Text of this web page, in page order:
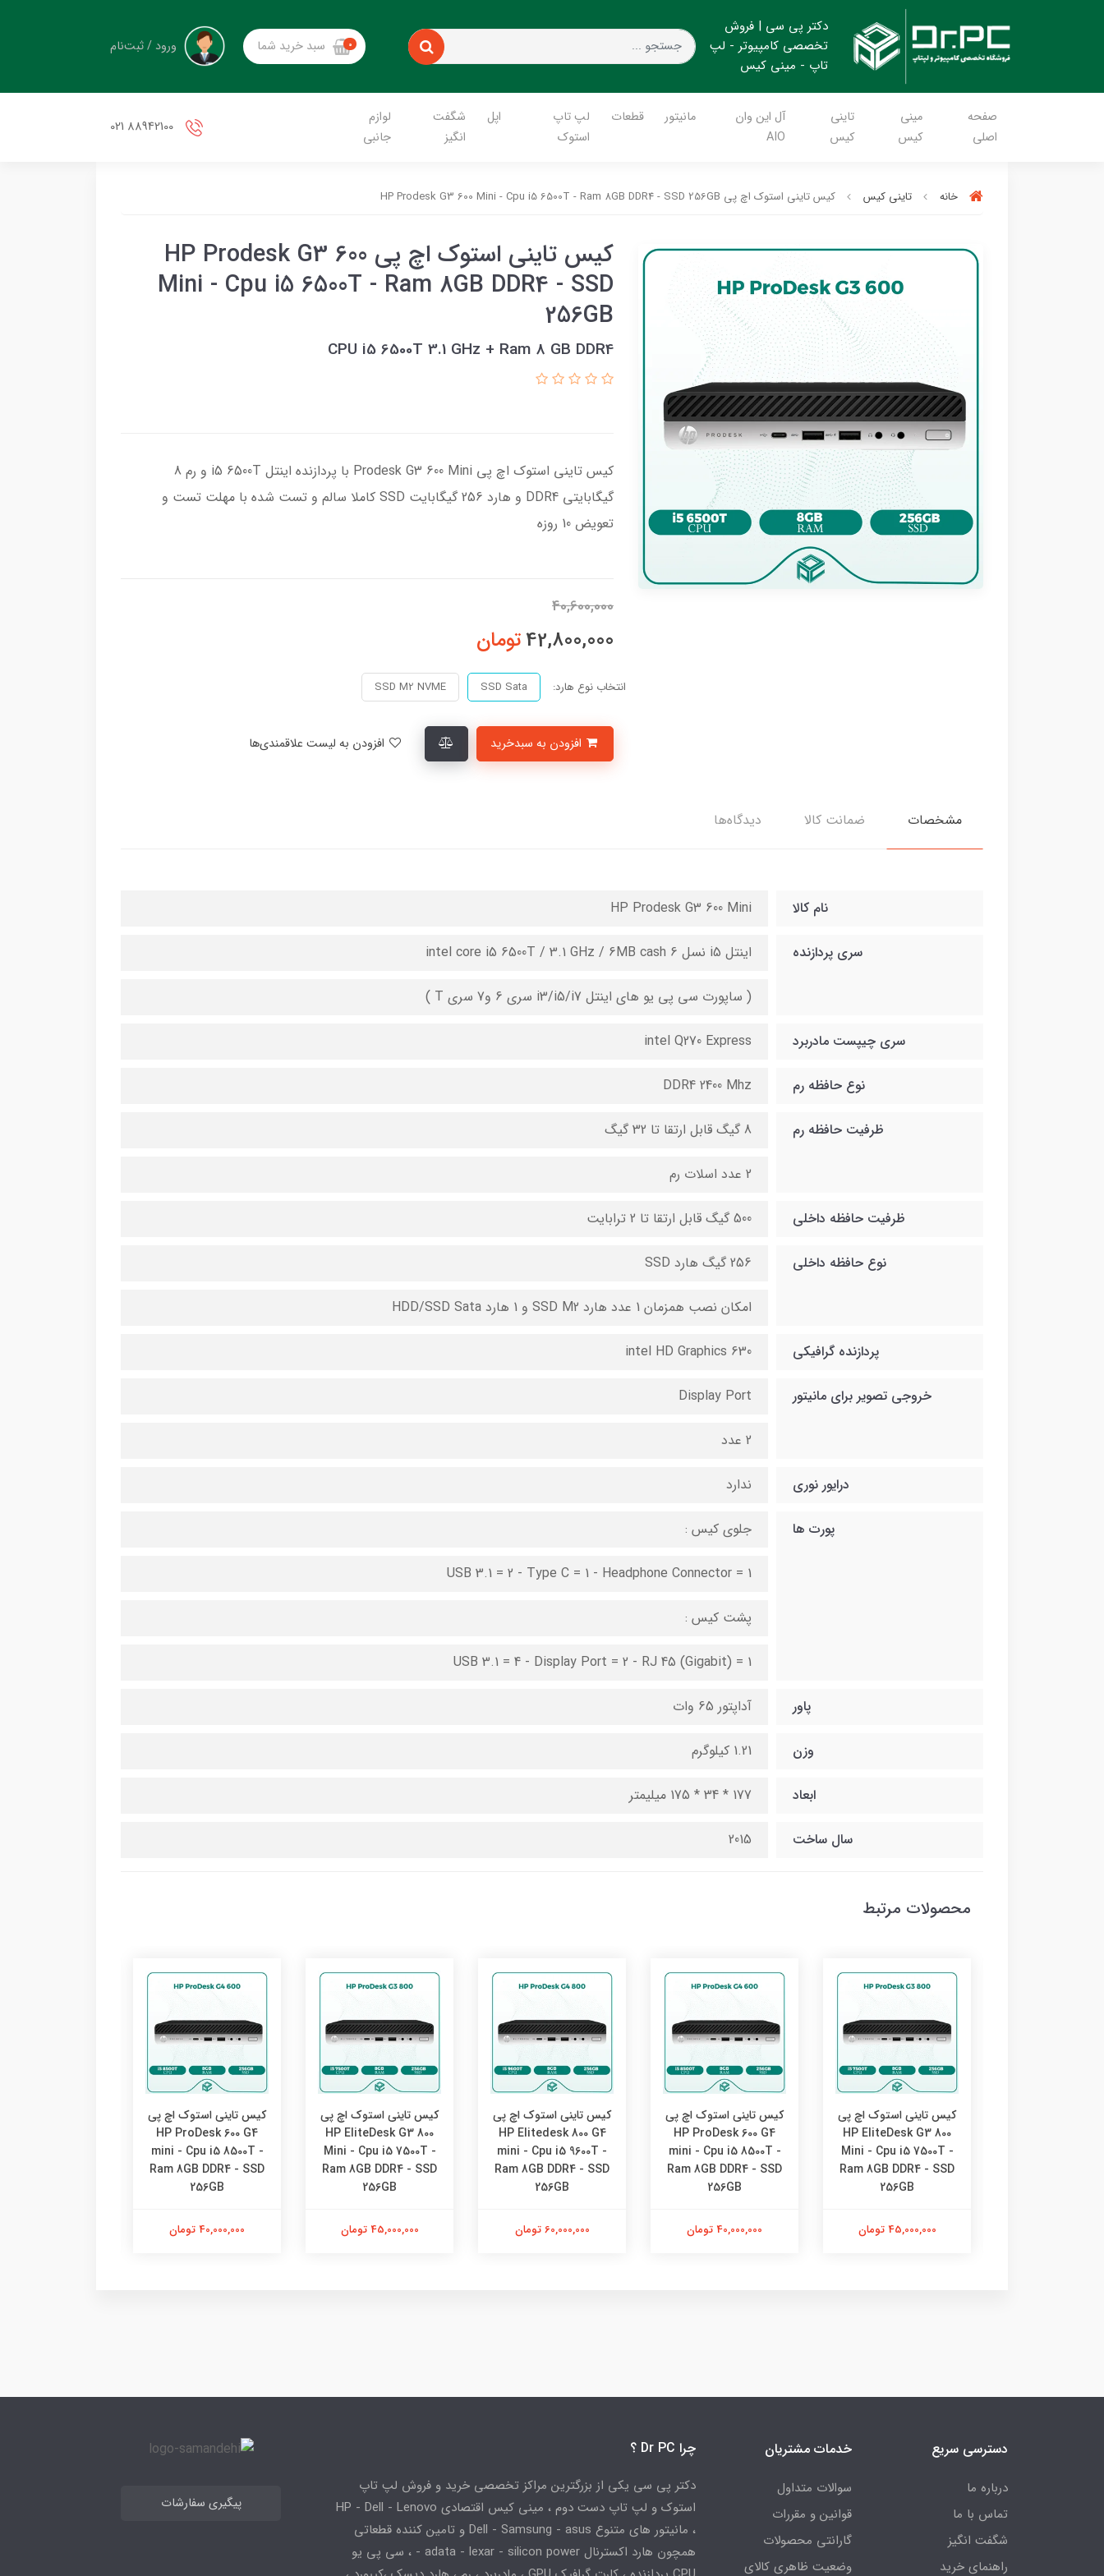
دکتر پی سی | فروش
تخصصی کامپیوتر - لپ
تاپ - مینی کیس
0 سبد خرید شما ورود / ثبت‌نام
صفحه
اصلی
مینی
کیس
تاینی
کیس
آل این وان
AIO
مانیتور قطعات
لپ تاپ
استوک
اپل
شگفت
انگیز
لوازم
جانبی
خانه تاینی کیس کیس تاینی استوک اچ پی HP Prodesk G3 600 Mini - Cpu i5 6500T - Ram 8GB DDR4 - SSD 256GB
کیس تاینی استوک اچ پی HP Prodesk G3 600
Mini - Cpu i5 6500T - Ram 8GB DDR4 - SSD
256GB
CPU i5 6500T 3.1 GHz + Ram 8 GB DDR4
کیس تاینی استوک اچ پی Prodesk G3 600 Mini با پردازنده اینتل i5 6500T و رم 8
گیگابایتی DDR4 و هارد 256 گیگابایت SSD کاملا سالم و تست شده با مهلت تست و
تعویض 10 روزه
40,600,000
42,800,000تومان
انتخاب نوع هارد: SSD Sata
SSD M2 NVME
مشخصات ضمانت کالا دیدگاه‌ها
نام کالا HP Prodesk G3 600 Mini
سری پردازنده اینتل i5 نسل 6 intel core i5 6500T / 3.1 GHz / 6MB cash
( ساپورت سی پی یو های اینتل i3/i5/i7 سری 6 و7 سری T )
سری چیپست مادربرد intel Q270 Express
نوع حافظه رم DDR4 2400 Mhz
ظرفیت حافظه رم 8 گیگ قابل ارتقا تا 32 گیگ
2 عدد اسلات رم
ظرفیت حافظه داخلی 500 گیگ قابل ارتقا تا 2 ترابایت
نوع حافظه داخلی 256 گیگ هارد SSD
امکان نصب همزمان 1 عدد هارد SSD M2 و 1 هارد HDD/SSD Sata
پردازنده گرافیکی intel HD Graphics 630
خروجی تصویر برای مانیتور Display Port
2 عدد
درایور نوری ندارد
پورت ها جلوی کیس :
USB 3.1 = 2 - Type C = 1 - Headphone Connector = 1
پشت کیس :
USB 3.1 = 4 - Display Port = 2 - RJ 45 (Gigabit) = 1
پاور آداپتور 65 وات
وزن 1.21 کیلوگرم
ابعاد 177 * 34 * 175 میلیمتر
سال ساخت 2015
محصولات مرتبط
کیس تاینی استوک اچ پی
HP EliteDesk G3 800
Mini - Cpu i5 7500T -
Ram 8GB DDR4 - SSD
256GB
45,000,000 تومان
کیس تاینی استوک اچ پی
HP ProDesk 600 G4
mini - Cpu i5 8500T -
Ram 8GB DDR4 - SSD
256GB
40,000,000 تومان
کیس تاینی استوک اچ پی
HP Elitedesk 800 G4
mini - Cpu i5 9600T -
Ram 8GB DDR4 - SSD
256GB
60,000,000 تومان
کیس تاینی استوک اچ پی
HP EliteDesk G3 800
Mini - Cpu i5 7500T -
Ram 8GB DDR4 - SSD
256GB
45,000,000 تومان
کیس تاینی استوک اچ پی
HP ProDesk 600 G4
mini - Cpu i5 8500T -
Ram 8GB DDR4 - SSD
256GB
40,000,000 تومان
دسترسی سریع
درباره ما
تماس با ما
شگفت انگیز
راهنمای خرید
خدمات مشتریان
سوالات متداول
قوانین و مقررات
گارانتی محصولات
وضعیت ظاهری کالای
چرا Dr PC ؟
دکتر پی سی یکی از بزرگترین مراکز تخصصی خرید و فروش لپ تاپ
استوک و لپ تاپ دست دوم ، مینی کیس اقتصادی HP - Dell - Lenovo
، مانیتور های متنوع Dell - Samsung - asus و تامین کننده قطعاتی
همچون هارد اکسترنال adata - lexar - silicon power - ، سی پی یو
پیگیری سفارشات